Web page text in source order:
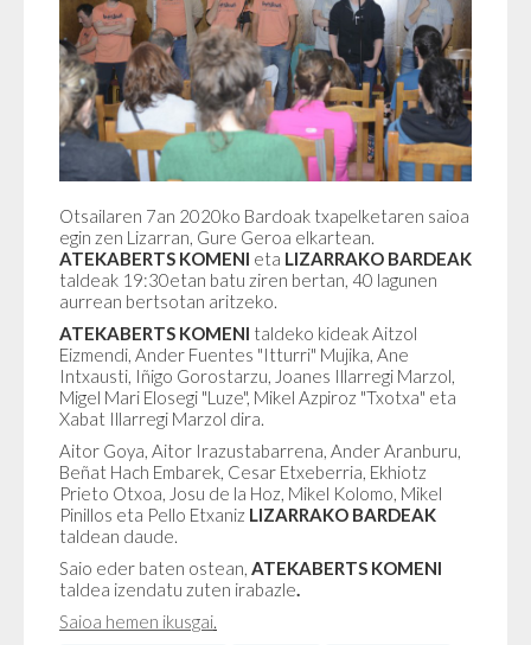
Otsailaren 7an 2020ko Bardoak txapelketaren saioa
egin zen Lizarran, Gure Geroa elkartean.
ATEKABERTS KOMENI eta LIZARRAKO BARDEAK
taldeak 19:30etan batu ziren bertan, 40 lagunen
aurrean bertsotan aritzeko.
ATEKABERTS KOMENI taldeko kideakAitzol
Eizmendi, Ander Fuentes "Itturri" Mujika, Ane
Intxausti, Iñigo Gorostarzu, Joanes Illarregi Marzol,
Migel Mari Elosegi "Luze", Mikel Azpiroz "Txotxa" eta
Xabat Illarregi Marzol dira.
Aitor Goya, Aitor Irazustabarrena, Ander Aranburu,
Beñat Hach Embarek, Cesar Etxeberria, Ekhiotz
Prieto Otxoa, Josu de la Hoz, Mikel Kolomo, Mikel
Pinillos eta Pello Etxaniz LIZARRAKO BARDEAK
taldean daude.
Saio eder baten ostean, ATEKABERTS KOMENI
taldea izendatu zuten irabazle.
Saioa hemen ikusgai.